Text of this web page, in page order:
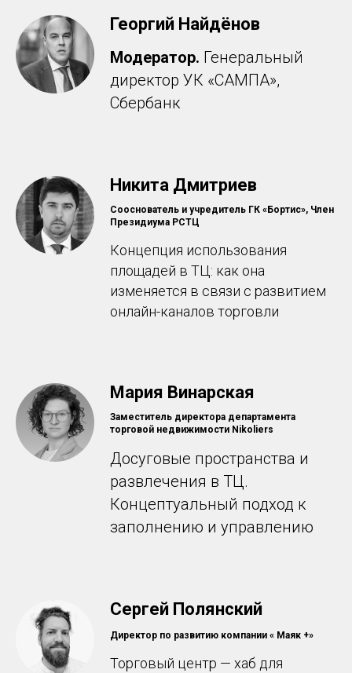
Георгий Найдёнов
Модератор. Генеральный
директор УК «САМПА»,
Сбербанк
Никита Дмитриев
Сооснователь и учредитель ГК «Бортис», Член
Президиума РСТЦ
Концепция использования
площадей в ТЦ: как она
изменяется в связи с развитием
онлайн-каналов торговли
Мария Винарская
Заместитель директора департамента
торговой недвижимости Nikoliers
Досуговые пространства и
развлечения в ТЦ.
Концептуальный подход к
заполнению и управлению
Сергей Полянский
Директор по развитию компании « Маяк +»
Торговый центр — хаб для